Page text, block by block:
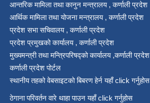
आन्तरिक मामिला तथा कानुन मन्त्रालय , कर्णाली प्रदेश
आर्थिक मामिला तथा योजना मन्त्रालय , कर्णाली प्रदेश
प्रदेश सभा सचिवालय , कर्णाली प्रदेश
प्रदेश प्रमुखको कार्यालय , कर्णाली प्रदेश
मुख्यमन्त्री तथा मन्त्रिपरिषद्को कार्यालय ,कर्णाली प्रदेश
कर्णाली प्रदेश पोर्टल
स्थानीय तहको वेबसाइटको बिबरण हेर्न यहाँ click गर्नुहोस
ठेगाना परिवर्तन वारे थाहा पाउन यहाँ click गर्नुहोस